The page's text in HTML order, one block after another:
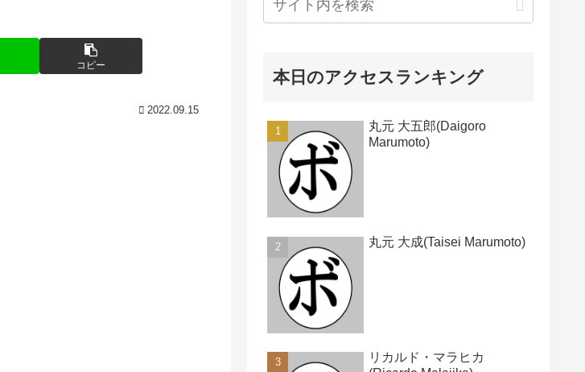
コピー
2022.09.15
本日のアクセスランキング
丸元 大五郎(Daigoro
Marumoto)
丸元 大成(Taisei Marumoto)
リカルド・マラヒカ